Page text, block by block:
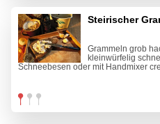
Steirischer
Grammeln grob
kleinwürfelig
Schneebesen oder mit Handmixer